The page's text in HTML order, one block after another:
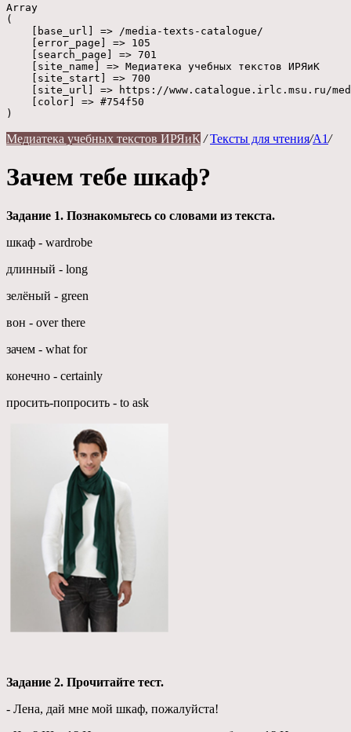
Array
(
    [base_url] => /media-texts-catalogue/
    [error_page] => 105
    [search_page] => 701
    [site_name] => Медиатека учебных текстов ИРЯиК
    [site_start] => 700
[site_url] => https://www.catalogue.irlc.msu.ru/
    [color] => #754f50
Медиатека учебных текстов ИРЯиК / Тексты для чтения/А1/
Зачем тебе шкаф?
Задание 1. Познакомьтесь со словами из текста.
шкаф - wardrobe
длинный - long
зелёный - green
вон - over there
зачем - what for
конечно - certainly
просить-попросить - to ask
Задание 2. Прочитайте тест.
- Лена, дай мне мой шкаф, пожалуйста!